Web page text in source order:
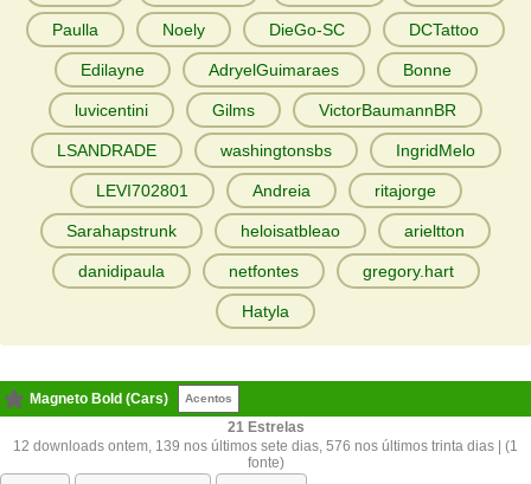
Paulla Noely DieGo-SC DCTattoo
Edilayne AdryelGuimaraes Bonne
luvicentini Gilms VictorBaumannBR
LSANDRADE washingtonsbs IngridMelo
LEVI702801 Andreia ritajorge
Sarahapstrunk heloisatbleao arieltton
danidipaula netfontes gregory.hart
Hatyla
Magneto Bold (Cars) Acentos
21
12 downloads ontem, 139 nos últimos sete dias, 576 nos últimos trinta dias | (1
fonte)